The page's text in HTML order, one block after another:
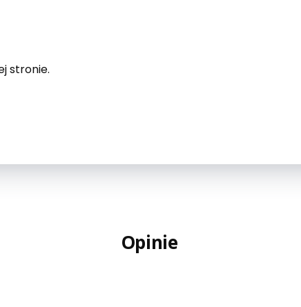
stronie.
Opinie